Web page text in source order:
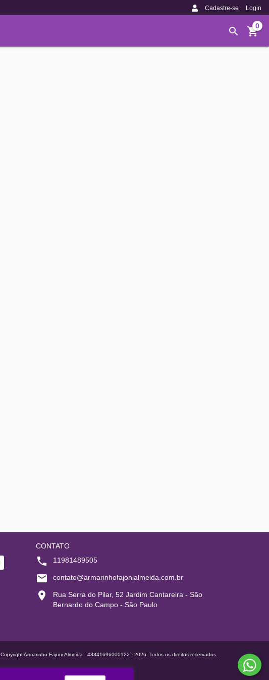
Cadastre-se Login
0
CONTATO
11981489505
contato@armarinhofajonialmeida.com.br
Rua Serra do Pilar, 52 Jardim Cantareira - São
Bernardo do Campo - São Paulo
Copyright Armarinho Fajoni Almeida - 43341696000122 - 2026. Todos os direitos reservados.